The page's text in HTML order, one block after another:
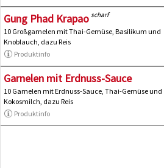
Gung Phad Krapao scharf
10 Großgarnelen mit Thai-Gemüse, Basilikum und
Knoblauch, dazu Reis
Produktinfo
Garnelen mit Erdnuss-Sauce
10 Garnelen mit Erdnuss-Sauce, Thai-Gemüse und
Kokosmilch, dazu Reis
Produktinfo